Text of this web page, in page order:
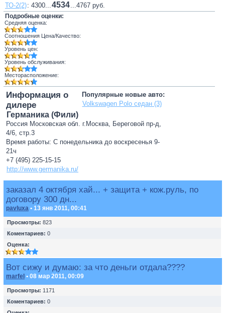
ТО-2(2): 4300...4534...4767 руб.
Подробные оценки:
Средняя оценка:
Соотношения Цена/Качество:
Уровень цен:
Уровень обслуживания:
Месторасположение:
Популярные новые авто:
Volkswagen Polo седан (3)
Информация о
дилере
Германика (Фили)
Россия Московская обл. г.Москва, Береговой пр-д,
4/6, стр.3
Время работы: С понедельника до воскресенья 9-
21ч
+7 (495) 225-15-15
http://www.germanika.ru/
заказал 4 октября хай... + защита + кож.руль, по
договору 300 дн...
pavluxa • 13 янв 2011, 00:41
Просмотры: 823
Коментариев: 0
Оценка:
Вот сижу и думаю: за что деньги отдала????
marfel • 08 мар 2011, 00:09
Просмотры: 1171
Коментариев: 0